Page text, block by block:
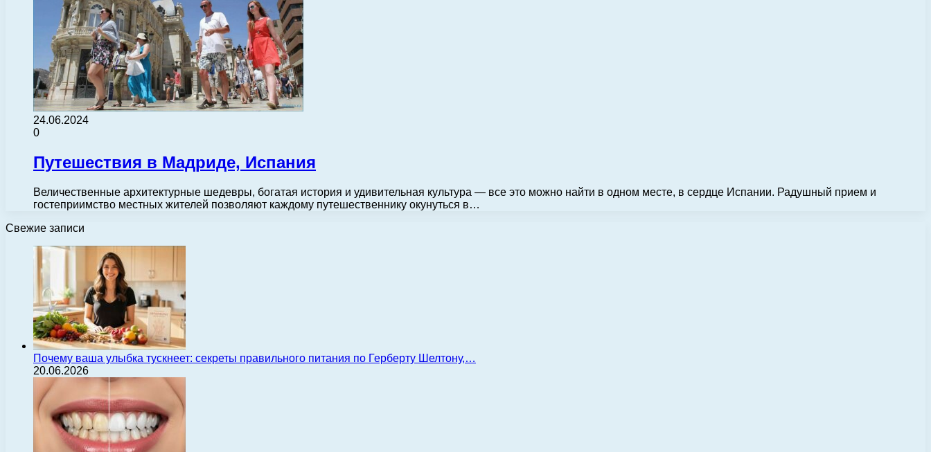
24.06.2024
0
Путешествия в Мадриде, Испания
Величественные архитектурные шедевры, богатая история и удивительная культура — все это можно найти в одном месте, в сердце Испании. Радушный прием и
гостеприимство местных жителей позволяют каждому путешественнику окунуться в…
Свежие записи
Почему ваша улыбка тускнеет: секреты правильного питания по Герберту Шелтону,…
20.06.2026